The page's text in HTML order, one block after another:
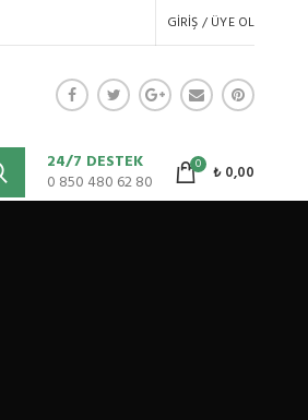
GIRIŞ / ÜYE OL
24/7 DESTEK
0 850 480 62 80
0 ₺0,00